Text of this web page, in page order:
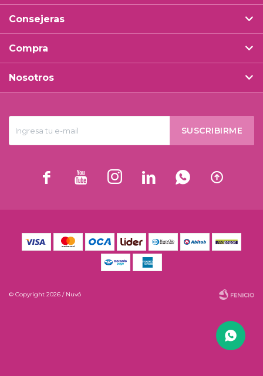
SUSCRIBIRME
     
Consejeras
Compra
Nosotros
© Copyright 2026 / Nuvó